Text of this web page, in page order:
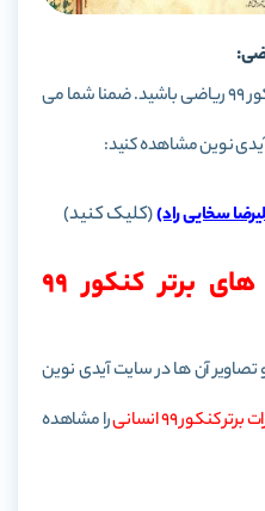
منتظر مصاحبه با رتبه های برتر کنکور 99 ریاضی باشید. ضمنا شما می
نوین مشاهده کنید:
(کلیک کنید)
اسامی نفرات و رتبه های برتر کنکور 99
نفرات برتر کنکور انسانی 99 و تصاویر آن ها در سایت آیدی نوین
برتر کنکور 99 انسانی
را مشاهده